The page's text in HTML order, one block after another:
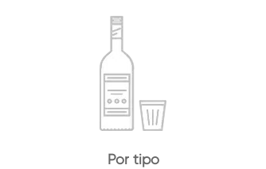
Por tipo